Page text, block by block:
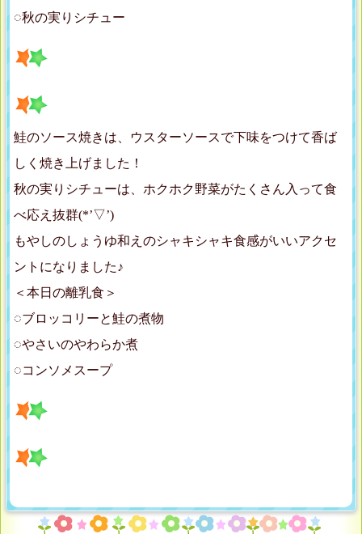
◌秋の実りシチュー
鮭のソース焼きは、ウスターソースで下味をつけて香ば
しく焼き上げました！
秋の実りシチューは、ホクホク野菜がたくさん入って食
べ応え抜群(*’▽’)
もやしのしょうゆ和えのシャキシャキ食感がいいアクセ
ントになりました♪
＜本日の離乳食＞
◌ブロッコリーと鮭の煮物
◌やさいのやわらか煮
◌コンソメスープ